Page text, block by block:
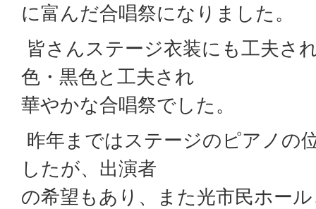
に富んだ合唱祭になりました。
皆さんステージ衣装にも工夫さ
色・黒色と工夫され
華やかな合唱祭でした。
昨年まではステージのピアノの
したが、出演者
の希望もあり、また光市民ホー